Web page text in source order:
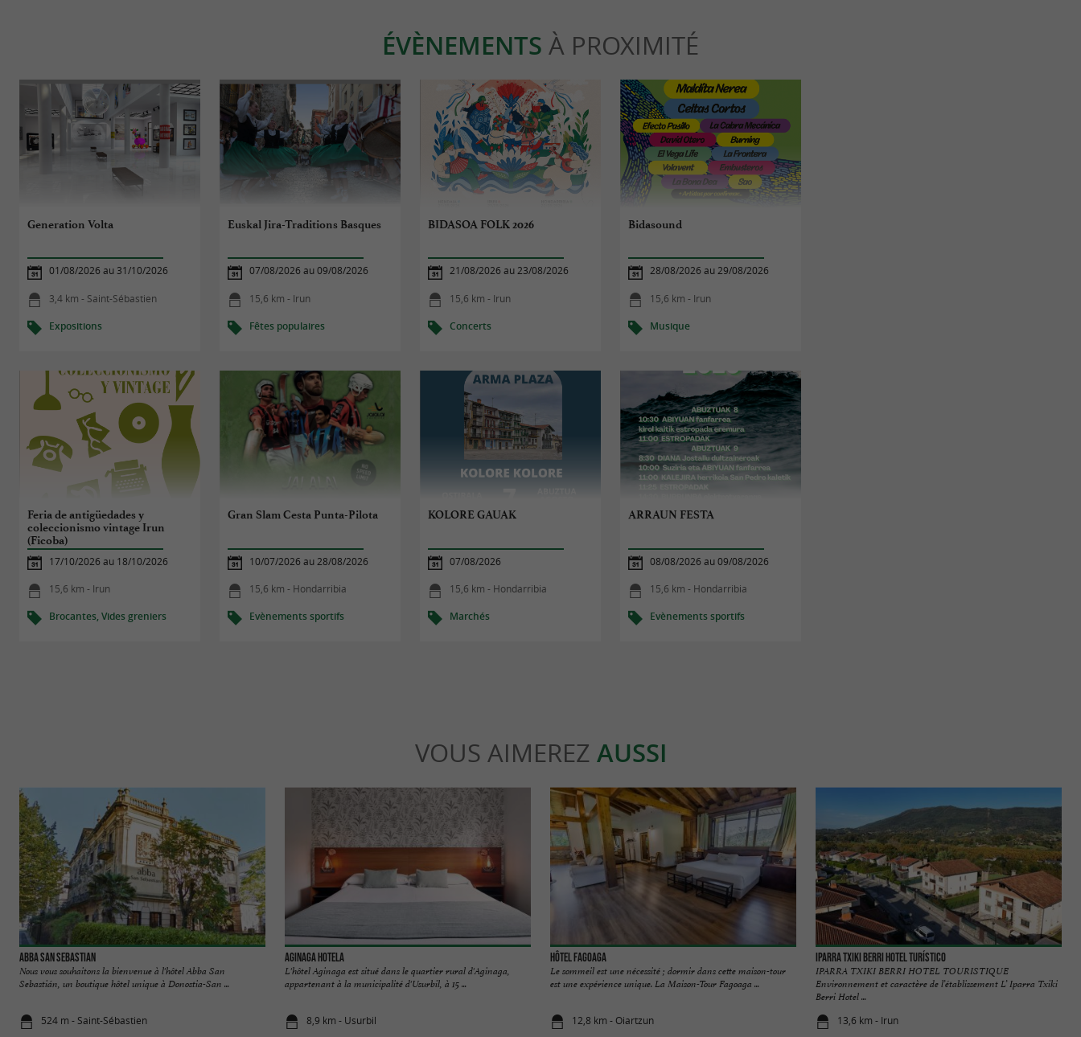
ÉVÈNEMENTS À PROXIMITÉ
Generation Volta
01/08/2026 au 31/10/2026
3,4 km - Saint-Sébastien
Expositions
Euskal Jira-Traditions Basques
07/08/2026 au 09/08/2026
15,6 km - Irun
Fêtes populaires
BIDASOA FOLK 2026
21/08/2026 au 23/08/2026
15,6 km - Irun
Concerts
Bidasound
28/08/2026 au 29/08/2026
15,6 km - Irun
Musique
Feria de antigüedades y
coleccionismo vintage Irun
(Ficoba)
17/10/2026 au 18/10/2026
15,6 km - Irun
Brocantes, Vides greniers
Gran Slam Cesta Punta-Pilota
10/07/2026 au 28/08/2026
15,6 km - Hondarribia
Evènements sportifs
KOLORE GAUAK
07/08/2026
15,6 km - Hondarribia
Marchés
ARRAUN FESTA
08/08/2026 au 09/08/2026
15,6 km - Hondarribia
Evènements sportifs
VOUS AIMEREZ AUSSI
Abba San Sebastian
Nous vous souhaitons la bienvenue à l'hôtel Abba San
Sebastián, un boutique hôtel unique à Donostia-San ...
524 m - Saint-Sébastien
AGINAGA HOTELA
L'hôtel Aginaga est situé dans le quartier rural d'Aginaga,
appartenant à la municipalité d'Usurbil, à 15 ...
8,9 km - Usurbil
Hôtel Fagoaga
Le sommeil est une nécessité ; dormir dans cette maison-tour
est une expérience unique. La Maison-Tour Fagoaga ...
12,8 km - Oiartzun
IPARRA TXIKI BERRI Hotel Turístico
IPARRA TXIKI BERRI HOTEL TOURISTIQUE
Environnement et caractère de l’établissement L’ Iparra Txiki
Berri Hotel ...
13,6 km - Irun